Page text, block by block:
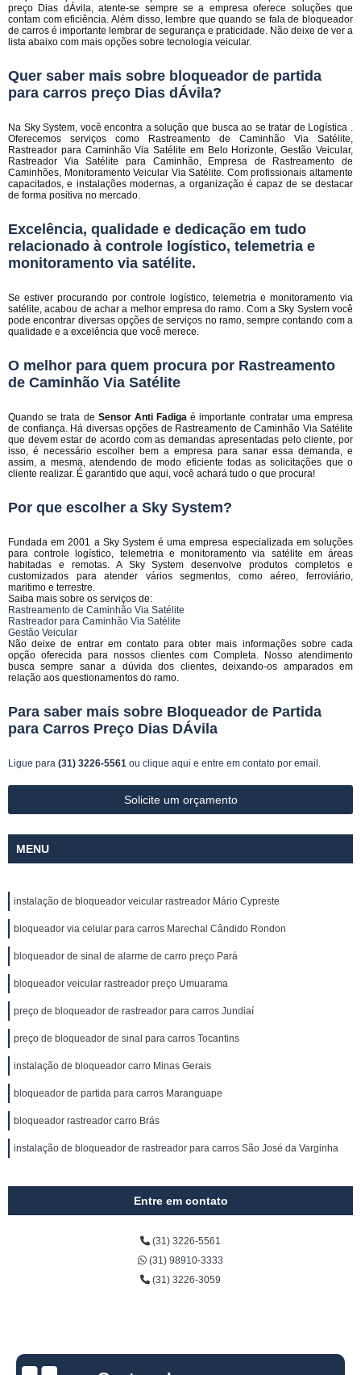
preço Dias dÁvila, atente-se sempre se a empresa oferece soluções que
contam com eficiência. Além disso, lembre que quando se fala de bloqueador
de carros é importante lembrar de segurança e praticidade. Não deixe de ver a
lista abaixo com mais opções sobre tecnologia veicular.
Quer saber mais sobre bloqueador de partida
para carros preço Dias dÁvila?
Na Sky System, você encontra a solução que busca ao se tratar de Logística .
Oferecemos serviços como Rastreamento de Caminhão Via Satélite,
Rastreador para Caminhão Via Satélite em Belo Horizonte, Gestão Veicular,
Rastreador Via Satélite para Caminhão, Empresa de Rastreamento de
Caminhões, Monitoramento Veicular Via Satélite. Com profissionais altamente
capacitados, e instalações modernas, a organização é capaz de se destacar
de forma positiva no mercado.
Excelência, qualidade e dedicação em tudo
relacionado à controle logístico, telemetria e
monitoramento via satélite.
Se estiver procurando por controle logístico, telemetria e monitoramento via
satélite, acabou de achar a melhor empresa do ramo. Com a Sky System você
pode encontrar diversas opções de serviços no ramo, sempre contando com a
qualidade e a excelência que você merece.
O melhor para quem procura por Rastreamento
de Caminhão Via Satélite
Quando se trata de Sensor Anti Fadiga é importante contratar uma empresa
de confiança. Há diversas opções de Rastreamento de Caminhão Via Satélite
que devem estar de acordo com as demandas apresentadas pelo cliente, por
isso, é necessário escolher bem a empresa para sanar essa demanda, e
assim, a mesma, atendendo de modo eficiente todas as solicitações que o
cliente realizar. É garantido que aqui, você achará tudo o que procura!
Por que escolher a Sky System?
Fundada em 2001 a Sky System é uma empresa especializada em soluções
para controle logístico, telemetria e monitoramento via satélite em áreas
habitadas e remotas. A Sky System desenvolve produtos completos e
customizados para atender vários segmentos, como aéreo, ferroviário,
maritimo e terrestre.
Saiba mais sobre os serviços de:
Rastreamento de Caminhão Via Satélite
Rastreador para Caminhão Via Satélite
Gestão Veicular
Não deixe de entrar em contato para obter mais informações sobre cada
opção oferecida para nossos clientes com Completa. Nosso atendimento
busca sempre sanar a dúvida dos clientes, deixando-os amparados em
relação aos questionamentos do ramo.
Para saber mais sobre Bloqueador de Partida
para Carros Preço Dias DÁvila
Ligue para (31) 3226-5561 ou clique aqui e entre em contato por email.
Solicite um orçamento
MENU
instalação de bloqueador veicular rastreador Mário Cypreste
bloqueador via celular para carros Marechal Cândido Rondon
bloqueador de sinal de alarme de carro preço Pará
bloqueador veicular rastreador preço Umuarama
preço de bloqueador de rastreador para carros Jundiaí
preço de bloqueador de sinal para carros Tocantins
instalação de bloqueador carro Minas Gerais
bloqueador de partida para carros Maranguape
bloqueador rastreador carro Brás
instalação de bloqueador de rastreador para carros São José da Varginha
Entre em contato
(31) 3226-5561
(31) 98910-3333
(31) 3226-3059